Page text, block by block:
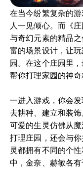
在当今纷繁复杂的
人一见倾心。而《
与奇幻元素的精品
富的场景设计，让
园。在这个庄园里
帮你打理家园的神奇
一进入游戏，你会
去耕种、建立和装
可爱的生灵仿佛从
打理庄园，还会与
灵都拥有不同的个
中，金奈、赫敏各